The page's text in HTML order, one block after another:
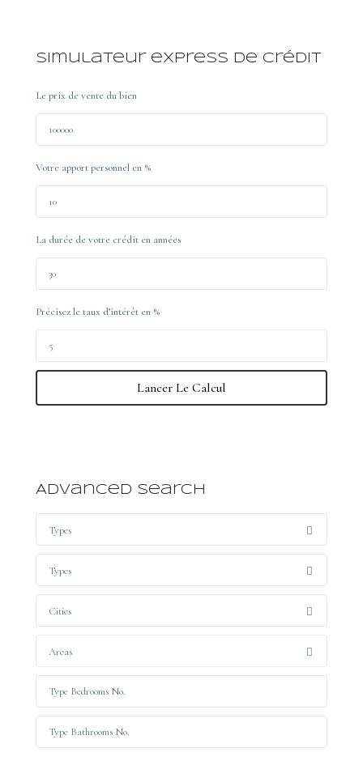
Simulateur express de crédit
Le prix de vente du bien
Votre apport personnel en %
La durée de votre crédit en années
Précisez le taux d’intérêt en %
Lancer Le Calcul
Advanced Search
Types
Types
Cities
Areas